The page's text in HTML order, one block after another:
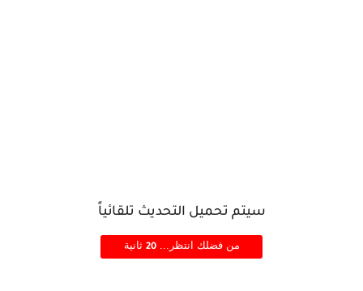
سيتم تحميل التحديث تلقائياً
من فضلك انتظر...20 ثانية